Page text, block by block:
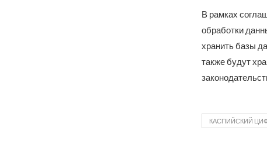
В рамках
обработки
хранить базы
также будут
КАСПИЙСКИЙ